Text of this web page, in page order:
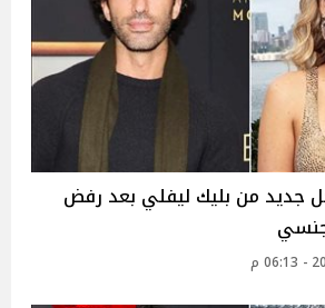
جديد من بليك ليفلي بعد رفض